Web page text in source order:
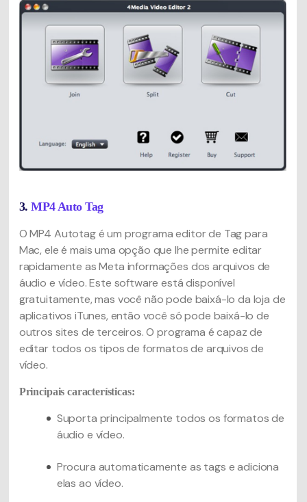
3.MP4 Auto Tag
O MP4 Autotag é um programa editor de Tag para
Mac, ele é mais uma opção que lhe permite editar
rapidamente as Meta informações dos arquivos de
áudio e vídeo. Este software está disponível
gratuitamente, mas você não pode baixá-lo da loja de
aplicativos iTunes, então você só pode baixá-lo de
outros sites de terceiros. O programa é capaz de
editar todos os tipos de formatos de arquivos de
vídeo.
Principais características:
Suporta principalmente todos os formatos de
áudio e vídeo.
Procura automaticamente as tags e adiciona
elas ao vídeo.